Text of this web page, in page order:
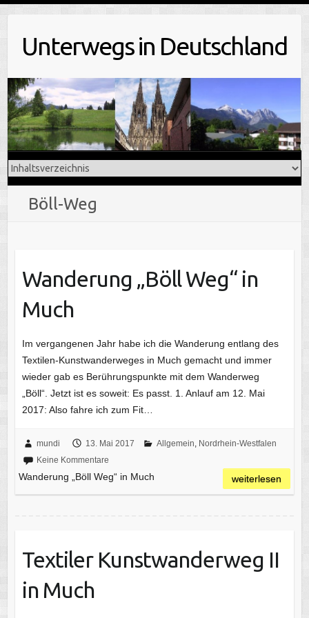
Unterwegs in Deutschland
Böll-Weg
Wanderung „Böll Weg“ in
Much
Im vergangenen Jahr habe ich die Wanderung entlang des
Textilen-Kunstwanderweges in Much gemacht und immer
wieder gab es Berührungspunkte mit dem Wanderweg
„Böll“. Jetzt ist es soweit: Es passt. 1. Anlauf am 12. Mai
2017: Also fahre ich zum Fit…
mundi 13. Mai 2017 Allgemein Nordrhein-Westfalen
Keine Kommentare
Wanderung „Böll Weg“ in Much weiterlesen
Textiler Kunstwanderweg II
in Much